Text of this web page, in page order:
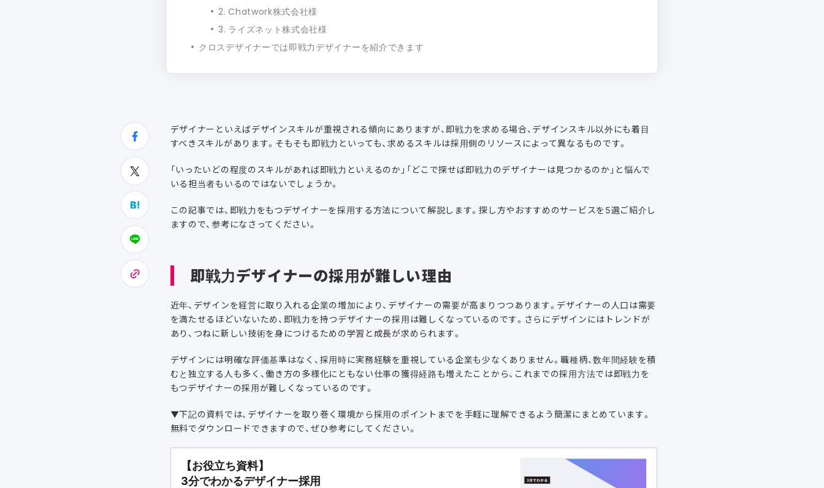
2. Chatwork株式会社様
3. ライズネット株式会社様
クロスデザイナーでは即戦力デザイナーを紹介できます
デザイナーといえばデザインスキルが重視される傾向にありますが、即戦力を求める場合、デザインスキル以外にも着目
すべきスキルがあります。そもそも即戦力といっても、求めるスキルは採用側のリソースによって異なるものです。
「いったいどの程度のスキルがあれば即戦力といえるのか」「どこで探せば即戦力のデザイナーは見つかるのか」と悩んで
いる担当者もいるのではないでしょうか。
この記事では、即戦力をもつデザイナーを採用する方法について解説します。探し方やおすすめのサービスを5選ご紹介し
ますので、参考になさってください。
即戦力デザイナーの採用が難しい理由
近年、デザインを経営に取り入れる企業の増加により、デザイナーの需要が高まりつつあります。デザイナーの人口は需要
を満たせるほどいないため、即戦力を持つデザイナーの採用は難しくなっているのです。さらにデザインにはトレンドが
あり、つねに新しい技術を身につけるための学習と成長が求められます。
デザインには明確な評価基準はなく、採用時に実務経験を重視している企業も少なくありません。職種柄、数年間経験を積
むと独立する人も多く、働き方の多様化にともない仕事の獲得経路も増えたことから、これまでの採用方法では即戦力を
もつデザイナーの採用が難しくなっているのです。
▼下記の資料では、デザイナーを取り巻く環境から採用のポイントまでを手軽に理解できるよう簡潔にまとめています。
無料でダウンロードできますので、ぜひ参考にしてください。
【お役立ち資料】
3分でわかるデザイナー採用